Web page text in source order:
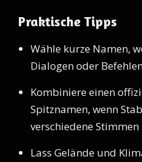
Praktische Tipps
Wähle kurze Namen,
Dialogen oder
Kombiniere einen
Spitznamen, wenn
verschiedene Stimmen
Lass Gelände und